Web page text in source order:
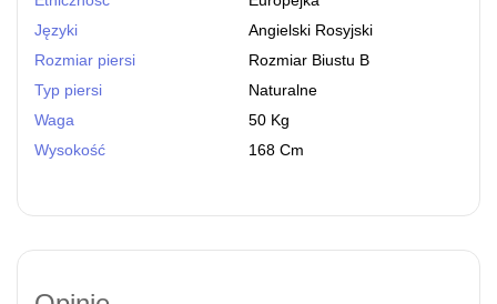
Języki
Angielski Rosyjski
Rozmiar piersi
Rozmiar Biustu B
Typ piersi
Naturalne
Waga
50 Kg
Wysokość
168 Cm